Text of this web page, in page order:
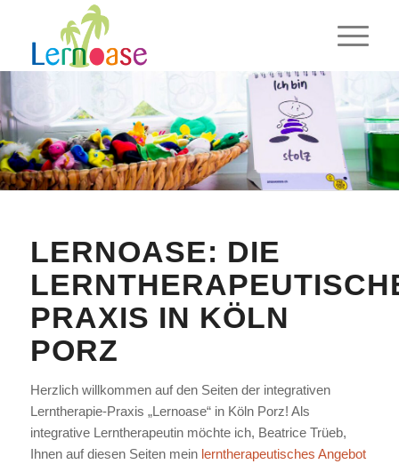
LERNOASE: DIE
PRAXIS IN KÖLN
PORZ
Herzlich willkommen auf den Seiten der integrativen
Lerntherapie-Praxis „Lernoase“ in Köln Porz! Als
integrative Lerntherapeutin möchte ich, Beatrice Trüeb,
Ihnen auf diesen Seiten mein lerntherapeutisches Angebot